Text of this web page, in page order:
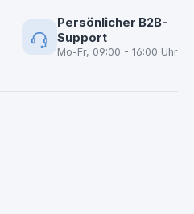
Persönlicher B2B-
Support
Mo-Fr, 09:00 - 16:00 Uhr